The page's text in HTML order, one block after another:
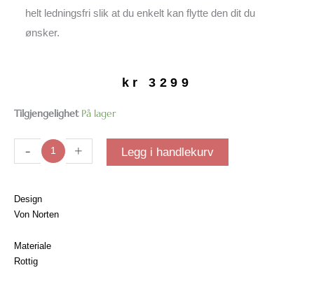
helt ledningsfri slik at du enkelt kan flytte den dit du
ønsker.
kr 3299
Tilgjengelighet På lager
-
Andalucia
| Oppladbar
+ Legg i handlekurv
Design
Von Norten
Materiale
Rottig